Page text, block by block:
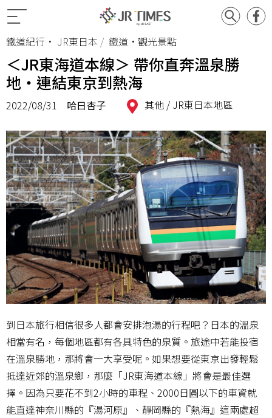
鐵道紀行 • JR東日本 鐵道•觀光景點
＜JR東海道本線＞ 帶你直奔溫泉勝
地・連結東京到熱海
2022/08/31 哈日杏子 其他 / JR東日本地區
到日本旅行相信很多人都會安排泡湯的行程吧？日本的溫泉
相當有名，每個地區都有各具特色的泉質。旅途中若能投宿
在溫泉勝地，那將會一大享受呢。如果想要從東京出發輕鬆
抵達近郊的溫泉鄉，那麼「JR東海道本線」將會是最佳選
擇。因為只要花不到2小時的車程、2000日圓以下的車資就
能直達神奈川縣的『湯河原』、靜岡縣的『熱海』這兩處超